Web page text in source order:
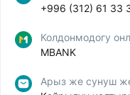
+996 (312) 61 33
Колдонмодогу
MBANK
Арыз же сунуш